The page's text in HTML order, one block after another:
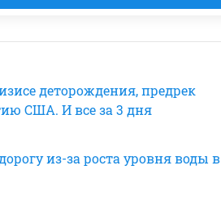
деторождения, предрек
США. И все за 3 дня
из-за роста уровня воды в